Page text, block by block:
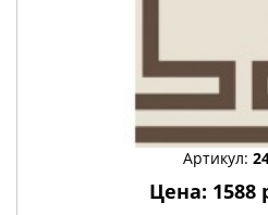
Артикул:
Цена: 1588